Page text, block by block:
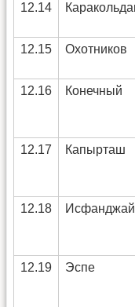
12.14
12.15
Охотников
12.16
Конечный
12.17
Капырташ
12.18
12.19
Эспе